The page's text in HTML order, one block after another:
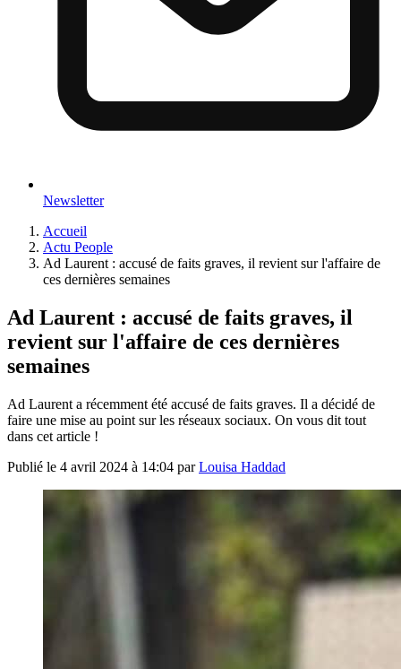
Newsletter
Accueil
Actu People
Ad Laurent : accusé de faits graves, il revient sur l'affaire de
ces dernières semaines
Ad Laurent : accusé de faits graves, il
revient sur l'affaire de ces dernières
semaines
Ad Laurent a récemment été accusé de faits graves. Il a décidé de
faire une mise au point sur les réseaux sociaux. On vous dit tout
dans cet article !
Publié le 4 avril 2024 à 14:04 parLouisa Haddad